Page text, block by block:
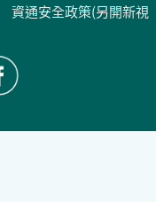
資通安全政策(另開新視